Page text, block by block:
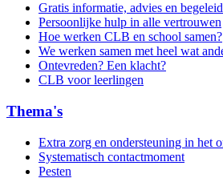
Gratis informatie, advies en
Persoonlijke hulp in alle vertrouwen
Hoe werken CLB en school samen?
We werken samen met heel wat
Ontevreden? Een klacht?
CLB voor leerlingen
Thema's
Extra zorg en ondersteuning in het
Systematisch contactmoment
Pesten